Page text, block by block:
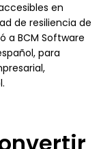
en
de resiliencia de
a BCM Software
para